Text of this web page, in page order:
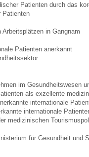
Patienten durch das
Patienten
in Gangnam
Patienten anerkannt
im Gesundheitswesen
als exzellente
internationale
internationale
medizinischen
für Gesundheit und